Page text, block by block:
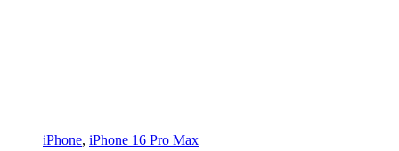
iPhone, iPhone 16 Pro Max